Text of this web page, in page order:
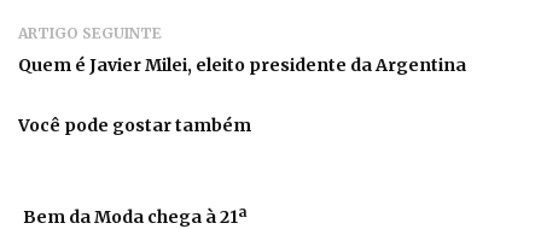
ARTIGO SEGUINTE
Quem é Javier Milei, eleito presidente da Argentina
Você pode gostar também
Bem da Moda chega à 21ª